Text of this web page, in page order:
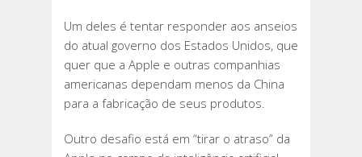
Um deles é tentar responder aos anseios
do atual governo dos Estados Unidos, que
quer que a Apple e outras companhias
americanas dependam menos da China
para a fabricação de seus produtos.
Outro desafio está em “tirar o atraso” da